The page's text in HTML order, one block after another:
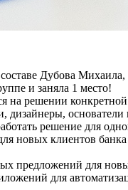
Дубова
и заняла 1 место!
на решении
решение для
новых клиентов
предложений для
для